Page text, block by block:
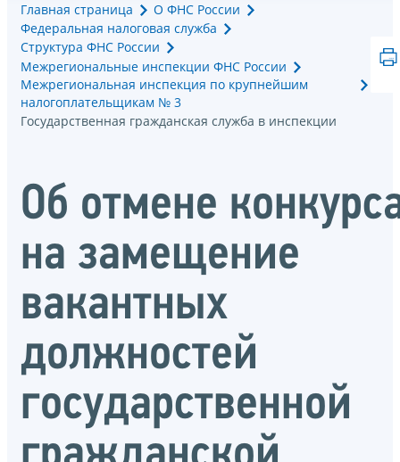
Главная страница
О ФНС России
Федеральная налоговая служба
Структура ФНС России
Межрегиональные инспекции ФНС России
Межрегиональная инспекция по крупнейшим
налогоплательщикам № 3
Государственная гражданская служба в инспекции
Об отмене
на замещение
вакантных
должностей
государственной